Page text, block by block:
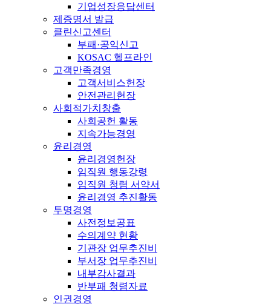
기업성장응답센터
제증명서 발급
클린신고센터
부패·공익신고
KOSAC 헬프라인
고객만족경영
고객서비스헌장
안전관리헌장
사회적가치창출
사회공헌 활동
지속가능경영
윤리경영
윤리경영헌장
임직원 행동강령
임직원 청렴 서약서
윤리경영 추진활동
투명경영
사전정보공표
수의계약 현황
기관장 업무추진비
부서장 업무추진비
내부감사결과
반부패 청렴자료
인권경영